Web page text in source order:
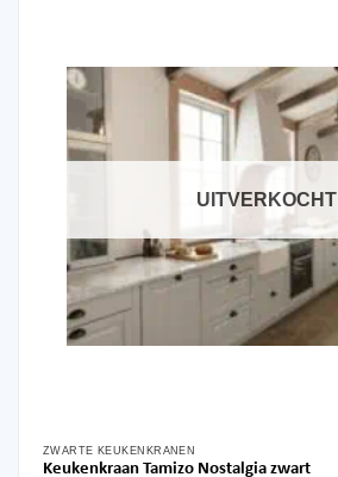
UITVERKOCHT
ZWARTE KEUKENKRANEN
Keukenkraan Tamizo Nostalgia zwart